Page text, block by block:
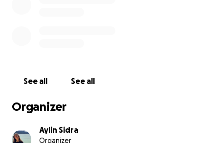
See all See all
Organizer
Aylin Sidra
Organizer